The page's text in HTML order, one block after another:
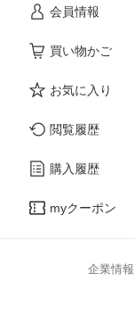
会員情報
買い物かご
お気に入り
閲覧履歴
購入履歴
myクーポン
企業情報